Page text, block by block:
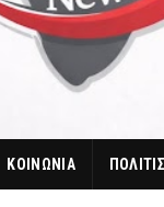
ΚΟΙΝΩΝΙΑ